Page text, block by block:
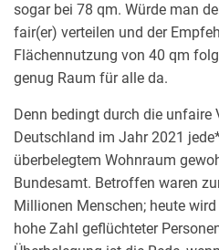
sogar bei 78 qm. Würde man
fair(er) verteilen und der
Flächennutzung von 40 qm
genug Raum für alle da.
Denn bedingt durch die unfaire
Deutschland im Jahr 2021
überbelegtem Wohnraum
Bundesamt. Betroffen waren
Millionen Menschen; heute
hohe Zahl geflüchteter